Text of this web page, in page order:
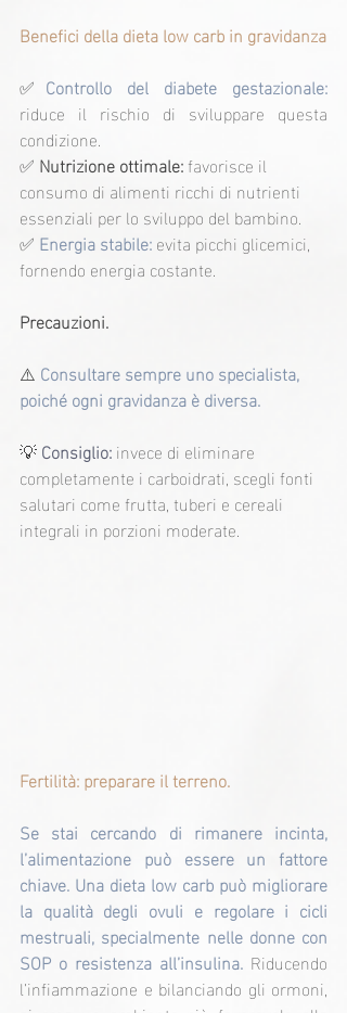
Benefici della dieta low carb in gravidanza
✅ Controllo del diabete gestazionale:
riduce il rischio di sviluppare questa
condizione.
✅ Nutrizione ottimale: favorisce il
consumo di alimenti ricchi di nutrienti
essenziali per lo sviluppo del bambino.
✅ Energia stabile: evita picchi glicemici,
fornendo energia costante.
Precauzioni.
⚠️ Consultare sempre uno specialista,
poiché ogni gravidanza è diversa.
💡 Consiglio: invece di eliminare
completamente i carboidrati, scegli fonti
salutari come frutta, tuberi e cereali
integrali in porzioni moderate.
Fertilità: preparare il terreno.
Se stai cercando di rimanere incinta,
l’alimentazione può essere un fattore
chiave. Una dieta low carb può migliorare
la qualità degli ovuli e regolare i cicli
mestruali, specialmente nelle donne con
SOP o resistenza all’insulina. Riducendo
l’infiammazione e bilanciando gli ormoni,